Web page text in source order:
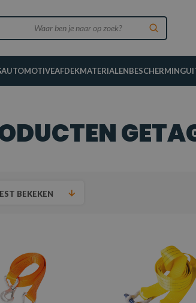
AUTOMOTIVEAFDEKMATERIALENBESCHERMING
BEKEKEN